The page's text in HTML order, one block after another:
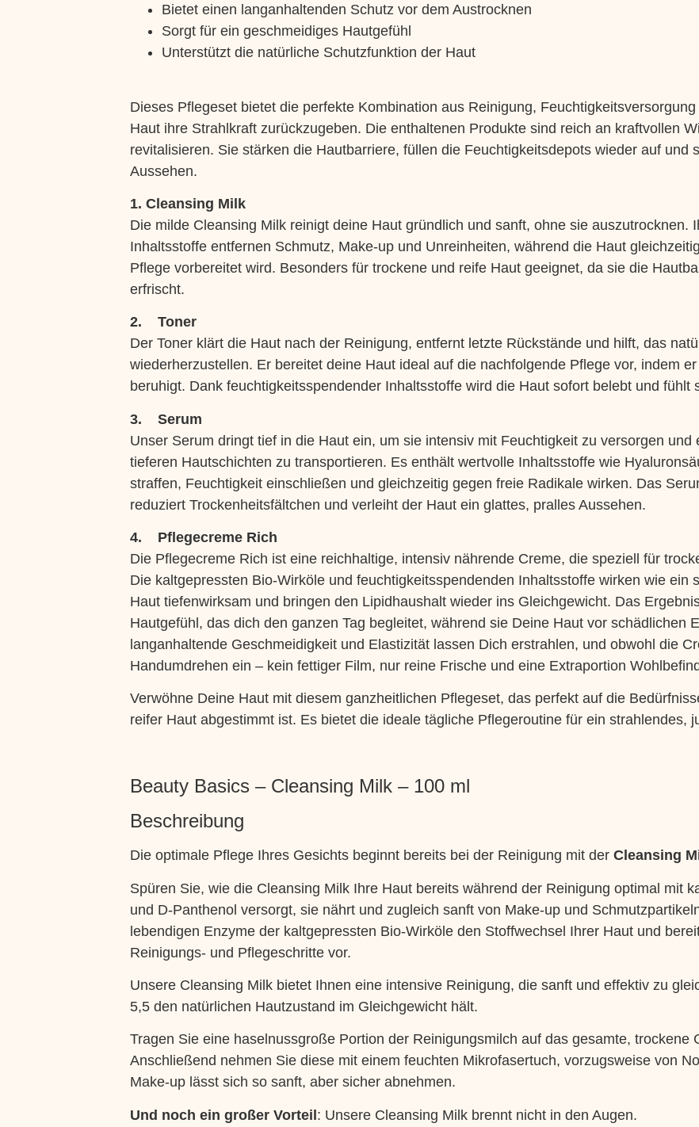
Bietet einen langanhaltenden Schutz vor dem Austrocknen
Sorgt für ein geschmeidiges Hautgefühl
Unterstützt die natürliche Schutzfunktion der Haut
Dieses Pflegeset bietet die perfekte Kombination aus Reinigung,
Haut ihre Strahlkraft zurückzugeben. Die enthaltenen Produkte sind reich an kraftvollen
revitalisieren. Sie stärken die Hautbarriere, füllen die Feuchtigkeitsdepots wieder auf und
Aussehen.
1. Cleansing Milk
Die milde Cleansing Milk reinigt deine Haut gründlich und sanft, ohne sie auszutrocknen.
Inhaltsstoffe entfernen Schmutz, Make-up und Unreinheiten, während die Haut
Pflege vorbereitet wird. Besonders für trockene und reife Haut geeignet, da sie die
erfrischt.
2. Toner
Der Toner klärt die Haut nach der Reinigung, entfernt letzte Rückstände und hilft, das
wiederherzustellen. Er bereitet deine Haut ideal auf die nachfolgende Pflege vor, indem
beruhigt. Dank feuchtigkeitsspendender Inhaltsstoffe wird die Haut sofort belebt und fühlt
3. Serum
Unser Serum dringt tief in die Haut ein, um sie intensiv mit Feuchtigkeit zu versorgen
tieferen Hautschichten zu transportieren. Es enthält wertvolle Inhaltsstoffe wie
straffen, Feuchtigkeit einschließen und gleichzeitig gegen freie Radikale wirken. Das
reduziert Trockenheitsfältchen und verleiht der Haut ein glattes, pralles Aussehen.
4. Pflegecreme Rich
Die Pflegecreme Rich ist eine reichhaltige, intensiv nährende Creme, die speziell für
Die kaltgepressten Bio-Wirköle und feuchtigkeitsspendenden Inhaltsstoffe wirken wie ein
Haut tiefenwirksam und bringen den Lipidhaushalt wieder ins Gleichgewicht. Das
Hautgefühl, das dich den ganzen Tag begleitet, während sie Deine Haut vor schädlichen
langanhaltende Geschmeidigkeit und Elastizität lassen Dich erstrahlen, und obwohl die
Handumdrehen ein – kein fettiger Film, nur reine Frische und eine Extraportion
Verwöhne Deine Haut mit diesem ganzheitlichen Pflegeset, das perfekt auf die
reifer Haut abgestimmt ist. Es bietet die ideale tägliche Pflegeroutine für ein strahlendes,
Beauty Basics – Cleansing Milk– 100 ml
Beschreibung
Die optimale Pflege Ihres Gesichts beginnt bereits bei der Reinigung mit derCleansing
Spüren Sie, wie die Cleansing Milk Ihre Haut bereits während der Reinigung optimal mit
und D-Panthenol versorgt, sie nährt und zugleich sanft von Make-up und
lebendigen Enzyme der kaltgepressten Bio-Wirköle den Stoffwechsel Ihrer Haut und
Reinigungs- und Pflegeschritte vor.
Unsere Cleansing Milk bietet Ihnen eine intensive Reinigung, die sanft und effektiv zu
5,5 den natürlichen Hautzustand im Gleichgewicht hält.
Tragen Sie eine haselnussgroße Portion der Reinigungsmilch auf das gesamte, trockene
Anschließend nehmen Sie diese mit einem feuchten Mikrofasertuch, vorzugsweise von
Make-up lässt sich so sanft, aber sicher abnehmen.
Und noch ein großer Vorteil: Unsere Cleansing Milk brennt nicht in den Augen.